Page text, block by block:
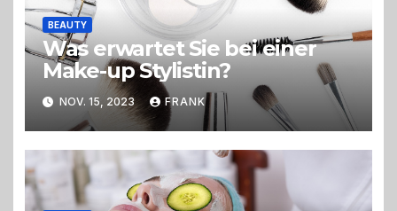
BEAUTY
Was erwartet Sie bei einer
Make-up Stylistin?
NOV. 15, 2023 FRANK